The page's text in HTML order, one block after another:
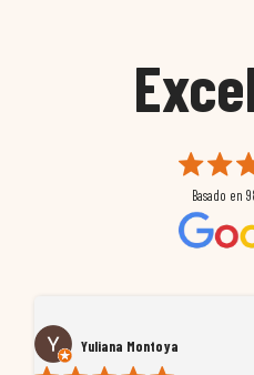
Basado en
Yuliana Montoya